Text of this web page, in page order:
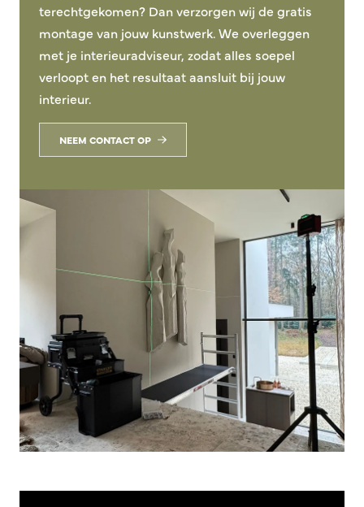
terechtgekomen? Dan verzorgen wij de gratis
montage van jouw kunstwerk. We overleggen
met je interieuradviseur, zodat alles soepel
verloopt en het resultaat aansluit bij jouw
interieur.
NEEM CONTACT OP